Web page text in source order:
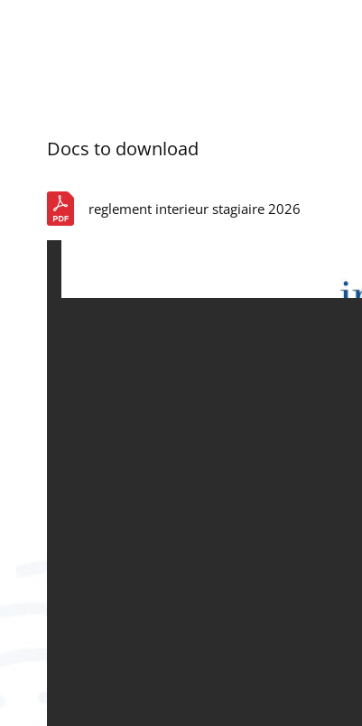
Docs to download
reglement interieur stagiaire 2026